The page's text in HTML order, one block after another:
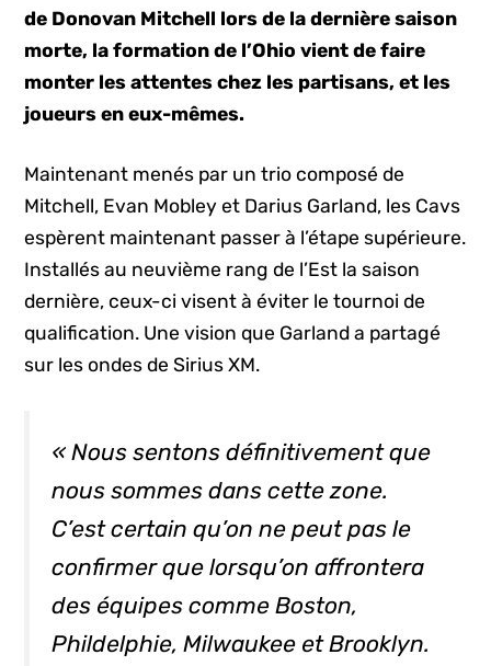
de Donovan Mitchell lors de la dernière saison
morte, la formation de l’Ohio vient de faire
monter les attentes chez les partisans, et les
joueurs en eux-mêmes.
Maintenant menés par un trio composé de
Mitchell, Evan Mobley et Darius Garland, les Cavs
espèrent maintenant passer à l’étape supérieure.
Installés au neuvième rang de l’Est la saison
dernière, ceux-ci visent à éviter le tournoi de
qualification. Une vision que Garland a partagé
sur les ondes de Sirius XM.
« Nous sentons définitivement que
nous sommes dans cette zone.
C’est certain qu’on ne peut pas le
confirmer que lorsqu’on affrontera
des équipes comme Boston,
Phildelphie, Milwaukee et Brooklyn.